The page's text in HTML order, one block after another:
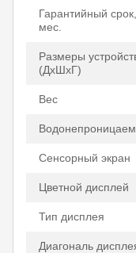
Гарантийный срок,
мес.
Размеры
(ДхШхГ)
Вес
Сенсорный экран
Цветной дисплей
Тип дисплея
Диагональ